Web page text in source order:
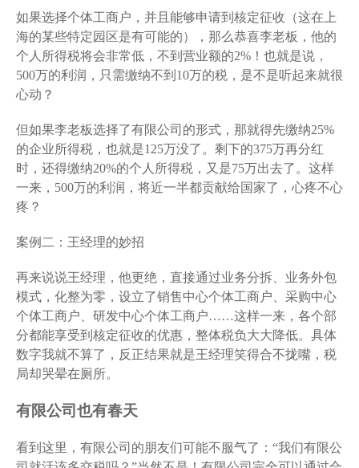
如果选择个体工商户，并且能够申请到核定征收（这在上
海的某些特定园区是有可能的），那么恭喜李老板，他的
个人所得税将会非常低，不到营业额的2%！也就是说，
500万的利润，只需缴纳不到10万的税，是不是听起来就很
心动？
但如果李老板选择了有限公司的形式，那就得先缴纳25%
的企业所得税，也就是125万没了。剩下的375万再分红
时，还得缴纳20%的个人所得税，又是75万出去了。这样
一来，500万的利润，将近一半都贡献给国家了，心疼不心
疼？
案例二：王经理的妙招
再来说说王经理，他更绝，直接通过业务分拆、业务外包
模式，化整为零，设立了销售中心个体工商户、采购中心
个体工商户、研发中心个体工商户……这样一来，各个部
分都能享受到核定征收的优惠，整体税负大大降低。具体
数字我就不算了，反正结果就是王经理笑得合不拢嘴，税
局却哭晕在厕所。
有限公司也有春天
看到这里，有限公司的朋友们可能不服气了：“我们有限公